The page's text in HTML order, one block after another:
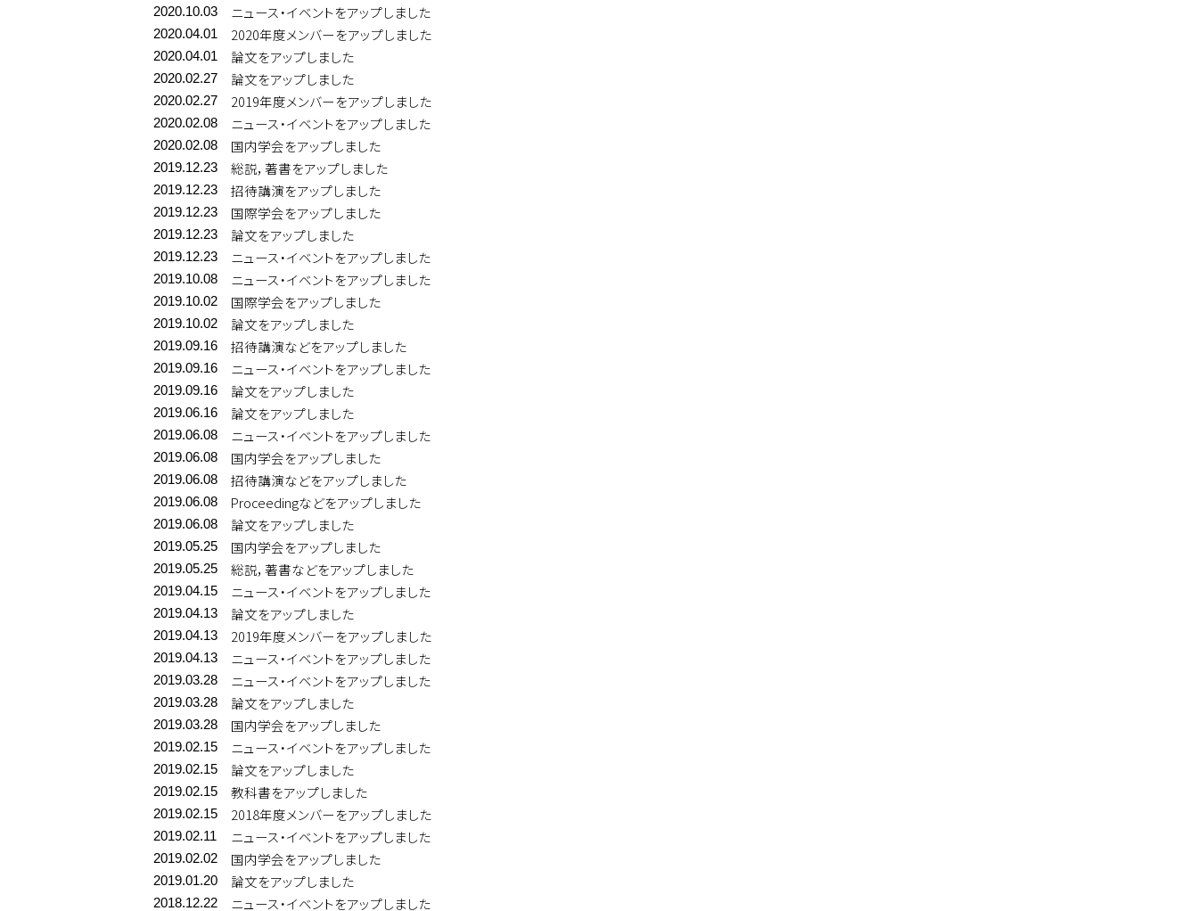
2020.10.03 ニュース・イベントをアップしました
2020.04.01 2020年度メンバーをアップしました
2020.04.01 論文をアップしました
2020.02.27 論文をアップしました
2020.02.27 2019年度メンバーをアップしました
2020.02.08 ニュース・イベントをアップしました
2020.02.08 国内学会をアップしました
2019.12.23 総説，著書をアップしました
2019.12.23 招待講演をアップしました
2019.12.23 国際学会をアップしました
2019.12.23 論文をアップしました
2019.12.23 ニュース・イベントをアップしました
2019.10.08 ニュース・イベントをアップしました
2019.10.02 国際学会をアップしました
2019.10.02 論文をアップしました
2019.09.16 招待講演などをアップしました
2019.09.16 ニュース・イベントをアップしました
2019.09.16 論文をアップしました
2019.06.16 論文をアップしました
2019.06.08 ニュース・イベントをアップしました
2019.06.08 国内学会をアップしました
2019.06.08 招待講演などをアップしました
2019.06.08 Proceedingなどをアップしました
2019.06.08 論文をアップしました
2019.05.25 国内学会をアップしました
2019.05.25 総説，著書などをアップしました
2019.04.15 ニュース・イベントをアップしました
2019.04.13 論文をアップしました
2019.04.13 2019年度メンバーをアップしました
2019.04.13 ニュース・イベントをアップしました
2019.03.28 ニュース・イベントをアップしました
2019.03.28 論文をアップしました
2019.03.28 国内学会をアップしました
2019.02.15 ニュース・イベントをアップしました
2019.02.15 論文をアップしました
2019.02.15 教科書をアップしました
2019.02.15 2018年度メンバーをアップしました
2019.02.11 ニュース・イベントをアップしました
2019.02.02 国内学会をアップしました
2019.01.20 論文をアップしました
2018.12.22 ニュース・イベントをアップしました